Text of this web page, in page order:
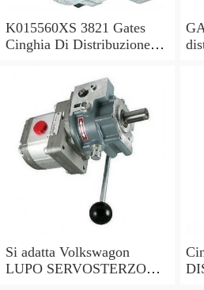
K015560XS 3821 Gates
Cinghia Di Distribuzione
Si adatta Volkswagon
LUPO SERVOSTERZO